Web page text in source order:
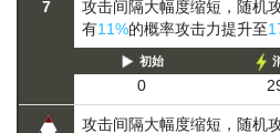
7
攻击间隔大幅度缩短，随机
有11%的概率攻击力提升至
初始
0
攻击间隔大幅度缩短，随机